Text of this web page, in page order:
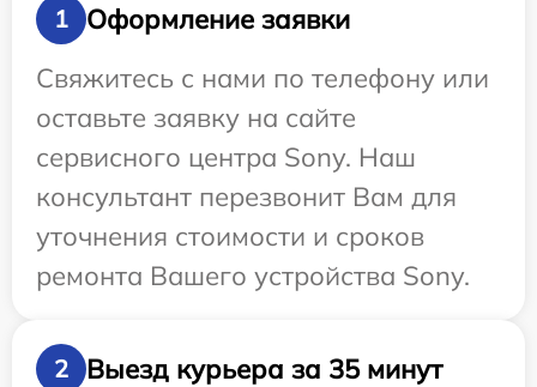
1
Оформление заявки
Свяжитесь с нами по телефону или
оставьте заявку на сайте
сервисного центра Sony. Наш
консультант перезвонит Вам для
уточнения стоимости и сроков
ремонта Вашего устройства Sony.
2
Выезд курьера за 35 минут